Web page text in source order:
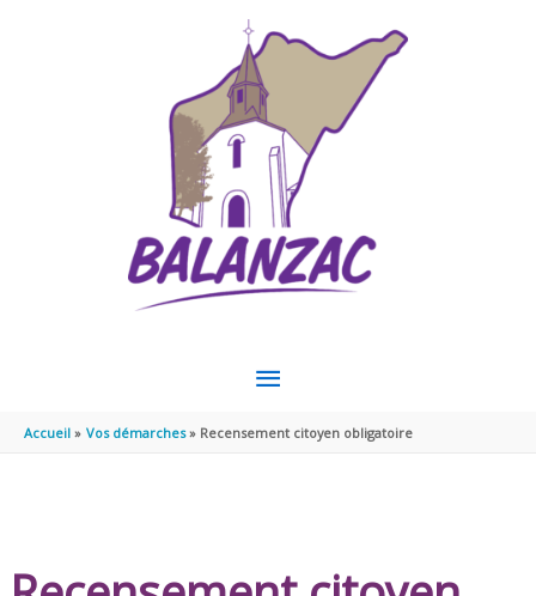
MENU
PRINCIPAL
Accueil Vos démarches Recensement citoyen obligatoire